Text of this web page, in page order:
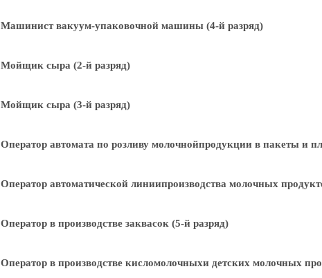
Машинист вакуум-упаковочной машины (4-й разряд)
Мойщик сыра (2-й разряд)
Мойщик сыра (3-й разряд)
Оператор автомата по розливу молочнойпродукции в пакеты и
Оператор автоматической линиипроизводства молочных
Оператор в производстве заквасок (5-й разряд)
Оператор в производстве кисломолочныхи детских молочных